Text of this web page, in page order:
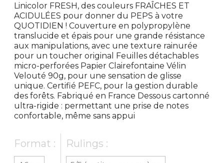
Linicolor FRESH, des couleurs FRAÎCHES ET
ACIDULÉES pour donner du PEPS à votre
QUOTIDIEN ! Couverture en polypropylène
translucide et épais pour une grande résistance
aux manipulations, avec une texture rainurée
pour un toucher original Feuilles détachables
micro-perforées Papier Clairefontaine Vélin
Velouté 90g, pour une sensation de glisse
unique. Certifié PEFC, pour la gestion durable
des forêts. Fabriqué en France Dessous cartonné
ultra-rigide : permettant une prise de notes
confortable, même sans appui
Format : Rulings :